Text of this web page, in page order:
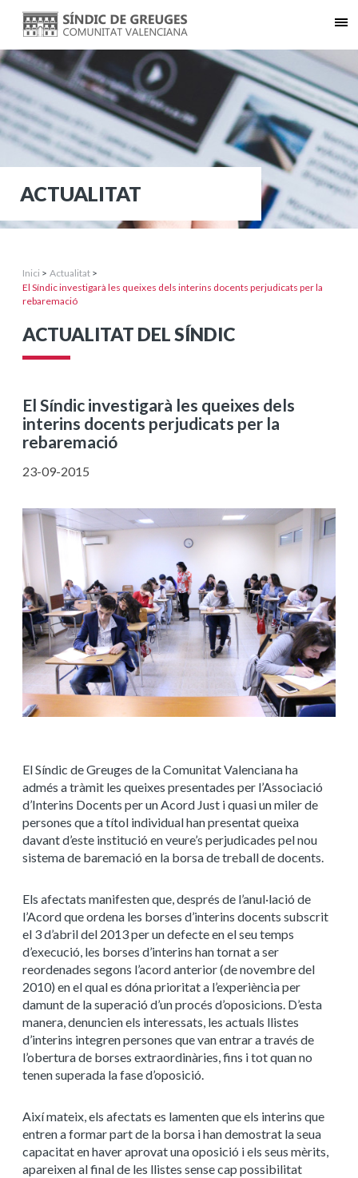
ACTUALITAT
Inici > Actualitat >
El Síndic investigarà les queixes dels interins docents perjudicats per la
rebaremació
ACTUALITAT DEL SÍNDIC
El Síndic investigarà les queixes dels
interins docents perjudicats per la
rebaremació
23-09-2015
El Síndic de Greuges de la Comunitat Valenciana ha
admés a tràmit les queixes presentades per l’Associació
d’Interins Docents per un Acord Just i quasi un miler de
persones que a títol individual han presentat queixa
davant d’este institució en veure’s perjudicades pel nou
sistema de baremació en la borsa de treball de docents.
Els afectats manifesten que, després de l’anul·lació de
l’Acord que ordena les borses d’interins docents subscrit
el 3 d’abril del 2013 per un defecte en el seu temps
d’execució, les borses d’interins han tornat a ser
reordenades segons l’acord anterior (de novembre del
2010) en el qual es dóna prioritat a l’experiència per
damunt de la superació d’un procés d’oposicions. D’esta
manera, denuncien els interessats, les actuals llistes
d’interins integren persones que van entrar a través de
l’obertura de borses extraordinàries, fins i tot quan no
tenen superada la fase d’oposició.
Així mateix, els afectats es lamenten que els interins que
entren a formar part de la borsa i han demostrat la seua
capacitat en haver aprovat una oposició i els seus mèrits,
apareixen al final de les llistes sense cap possibilitat